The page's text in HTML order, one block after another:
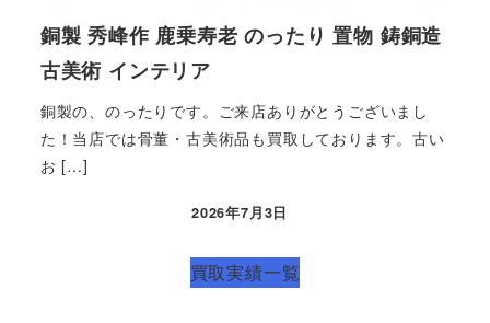
銅製 秀峰作 鹿乗寿老 のったり 置物 鋳銅造
古美術 インテリア
銅製の、のったりです。ご来店ありがとうございまし
た！当店では骨董・古美術品も買取しております。古い
お […]
2026年7月3日
買取実績一覧